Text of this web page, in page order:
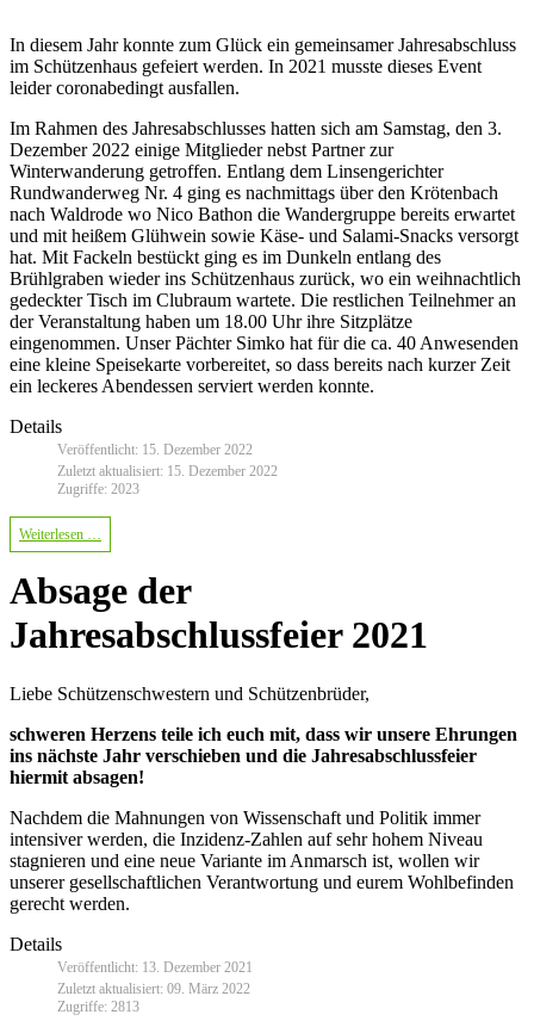
In diesem Jahr konnte zum Glück ein gemeinsamer Jahresabschluss
im Schützenhaus gefeiert werden. In 2021 musste dieses Event
leider coronabedingt ausfallen.
Im Rahmen des Jahresabschlusses hatten sich am Samstag, den 3.
Dezember 2022 einige Mitglieder nebst Partner zur
Winterwanderung getroffen. Entlang dem Linsengerichter
Rundwanderweg Nr. 4 ging es nachmittags über den Krötenbach
nach Waldrode wo Nico Bathon die Wandergruppe bereits erwartet
und mit heißem Glühwein sowie Käse- und Salami-Snacks versorgt
hat. Mit Fackeln bestückt ging es im Dunkeln entlang des
Brühlgraben wieder ins Schützenhaus zurück, wo ein weihnachtlich
gedeckter Tisch im Clubraum wartete. Die restlichen Teilnehmer an
der Veranstaltung haben um 18.00 Uhr ihre Sitzplätze
eingenommen. Unser Pächter Simko hat für die ca. 40 Anwesenden
eine kleine Speisekarte vorbereitet, so dass bereits nach kurzer Zeit
ein leckeres Abendessen serviert werden konnte.
Details
Veröffentlicht: 15. Dezember 2022
Zuletzt aktualisiert: 15. Dezember 2022
Zugriffe: 2023
Weiterlesen …
Absage der
Jahresabschlussfeier 2021
Liebe Schützenschwestern und Schützenbrüder,
schweren Herzens teile ich euch mit, dass wir unsere Ehrungen
ins nächste Jahr verschieben und die Jahresabschlussfeier
hiermit absagen!
Nachdem die Mahnungen von Wissenschaft und Politik immer
intensiver werden, die Inzidenz-Zahlen auf sehr hohem Niveau
stagnieren und eine neue Variante im Anmarsch ist, wollen wir
unserer gesellschaftlichen Verantwortung und eurem Wohlbefinden
gerecht werden.
Details
Veröffentlicht: 13. Dezember 2021
Zuletzt aktualisiert: 09. März 2022
Zugriffe: 2813